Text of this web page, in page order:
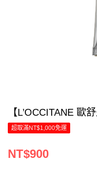
【L’OCCITANE 歐
超取滿NT$1,000免運
NT$900